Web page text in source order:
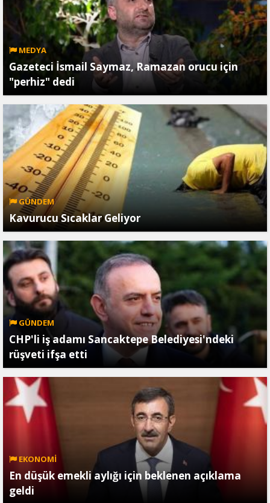
MEDYA
Gazeteci İsmail Saymaz, Ramazan orucu için
"perhiz" dedi
GÜNDEM
Kavurucu Sıcaklar Geliyor
GÜNDEM
CHP'li iş adamı Sancaktepe Belediyesi'ndeki
rüşveti ifşa etti
EKONOMİ
En düşük emekli aylığı için beklenen açıklama
geldi